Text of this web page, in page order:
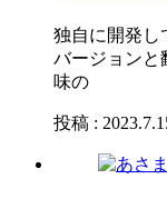
独自に開発し
バージョンと
味の
投稿 :